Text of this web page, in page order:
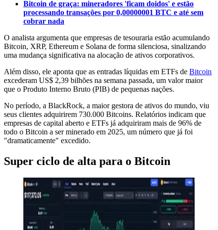
Bitcoin de graça: mineradores 'ficam doidos' e estão
processando transações por 0,00000001 BTC e até sem
cobrar nada
O analista argumenta que empresas de tesouraria estão acumulando
Bitcoin, XRP, Ethereum e Solana de forma silenciosa, sinalizando
uma mudança significativa na alocação de ativos corporativos.
Além disso, ele aponta que as entradas líquidas em ETFs de Bitcoin
excederam US$ 2,39 bilhões na semana passada, um valor maior
que o Produto Interno Bruto (PIB) de pequenas nações.
No período, a BlackRock, a maior gestora de ativos do mundo, viu
seus clientes adquirirem 730.000 Bitcoins. Relatórios indicam que
empresas de capital aberto e ETFs já adquiriram mais de 96% de
todo o Bitcoin a ser minerado em 2025, um número que já foi
"dramaticamente" excedido.
Super ciclo de alta para o Bitcoin